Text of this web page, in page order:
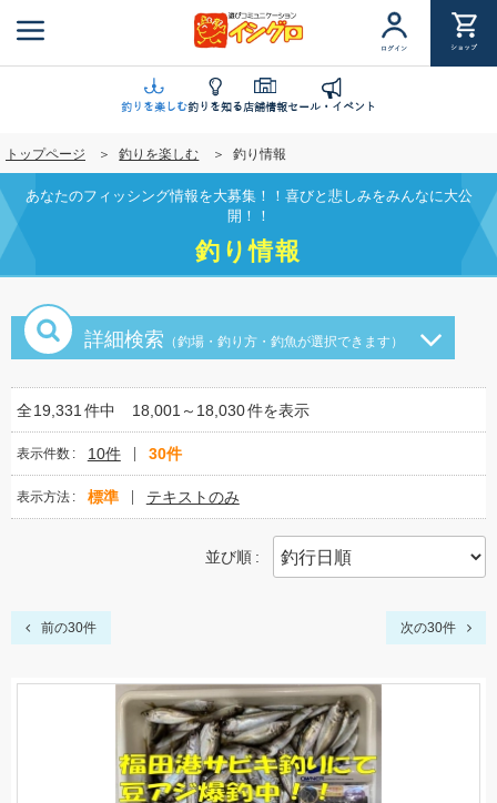
ン
に
移
動
ログイン ショップ
釣りを楽しむ釣りを知る店舗情報セール・イベント
トップページ 釣りを楽しむ 釣り情報
あなたのフィッシング情報を大募集！！喜びと悲しみをみんなに大公
開！！
釣り情報
詳細検索 （釣場・釣り方・釣魚が選択できます）
全19,331 件中 18,001～18,030件を表示
表示件数 10件 30件
表示方法 標準 テキストのみ
並び順
前の30件 次の30件